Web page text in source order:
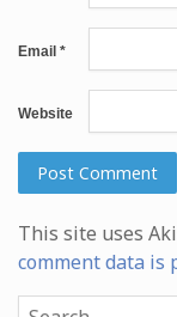
Email *
Website
This site uses
comment data is